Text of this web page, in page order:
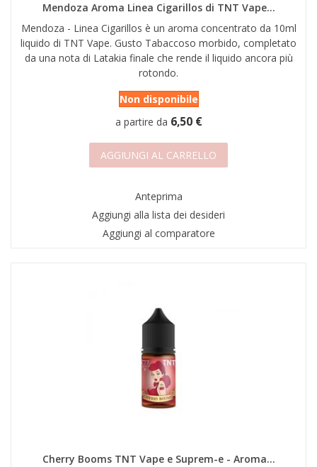
Mendoza Aroma Linea Cigarillos di TNT Vape...
Mendoza - Linea Cigarillos è un aroma concentrato da 10ml
liquido di TNT Vape. Gusto Tabaccoso morbido, completato
da una nota di Latakia finale che rende il liquido ancora più
rotondo.
Non disponibile
a partire da 6,50 €
AGGIUNGI AL CARRELLO
Anteprima
Aggiungi alla lista dei desideri
Aggiungi al comparatore
Cherry Booms TNT Vape e Suprem-e - Aroma...